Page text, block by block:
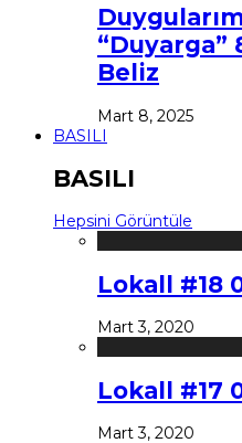
“Duyarga”
Beliz
Mart 8, 2025
BASILI
BASILI
Hepsini Görüntüle
Lokall #18
Mart 3, 2020
Lokall #17
Mart 3, 2020